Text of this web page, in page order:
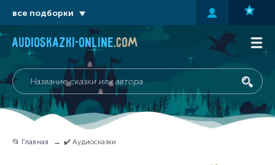
audioskazki-online.com
📂 Главная ✔️ Аудиосказки
все подборки